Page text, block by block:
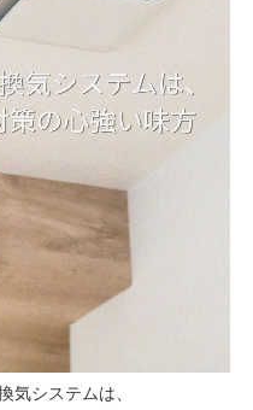
気システムは、